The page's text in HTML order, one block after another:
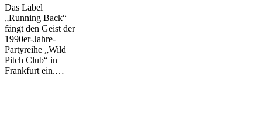
Pitch
Club
(1995)
Das Label
„Running Back“
fängt den Geist der
1990er-Jahre-
Partyreihe „Wild
Pitch Club“ in
Frankfurt ein.…